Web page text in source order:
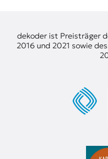
dekoder ist Preisträger
2016 und 2021 sowie